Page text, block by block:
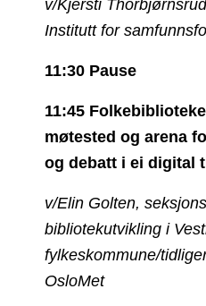
v/Kjersti
Institutt for
11:30 Pause
11:45
møtested og arena
og debatt i ei digital
v/Elin Golten,
bibliotekutvikling i
fylkeskommune/
OsloMet